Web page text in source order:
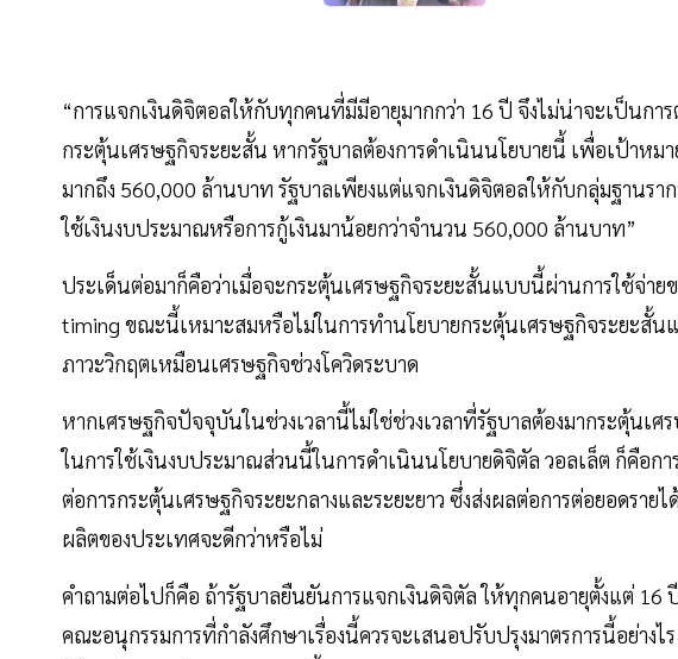
“การแจกเงินดิจิตอลให้กับทุกคนที่มีมีอายุมากกว่า 16 ปี จึงไม่น่าจะเป็นกา
กระตุ้นเศรษฐกิจระยะสั้น หากรัฐบาลต้องการดำเนินนโยบายนี้ เพื่อเป้าหม
มากถึง 560,000 ล้านบาท รัฐบาลเพียงแต่แจกเงินดิจิตอลให้กับกลุ่มฐานร
ใช้เงินงบประมาณหรือการกู้เงินมาน้อยกว่าจำนวน 560,000 ล้านบาท”
ประเด็นต่อมาก็คือว่าเมื่อจะกระตุ้นเศรษฐกิจระยะสั้นแบบนี้ผ่านการใช้จ่าย
timing ขณะนี้เหมาะสมหรือไม่ในการทำนโยบายกระตุ้นเศรษฐกิจระยะสั้
ภาวะวิกฤตเหมือนเศรษฐกิจช่วงโควิดระบาด
หากเศรษฐกิจปัจจุบันในช่วงเวลานี้ไม่ใช่ช่วงเวลาที่รัฐบาลต้องมากระตุ้นเ
ในการใช้เงินงบประมาณส่วนนี้ในการดำเนินนโยบายดิจิตัล วอลเล็ต ก็คือ
ต่อการกระตุ้นเศรษฐกิจระยะกลางและระยะยาว ซึ่งส่งผลต่อการต่อยอดรา
ผลิตของประเทศจะดีกว่าหรือไม่
คำถามต่อไปก็คือ ถ้ารัฐบาลยืนยันการแจกเงินดิจิตัล ให้ทุกคนอายุตั้งแต่ 16
คณะอนุกรรมการที่กำลังศึกษาเรื่องนี้ควรจะเสนอปรับปรุงมาตรการนี้อย่าง